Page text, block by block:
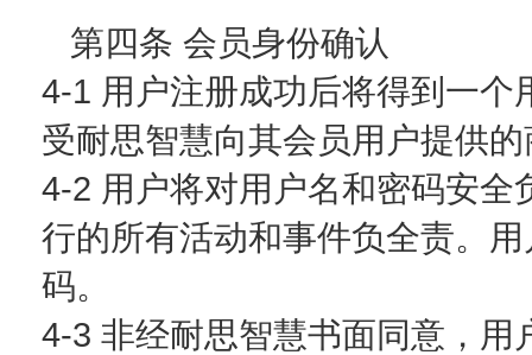
第四条 会员身份确认
4-1 用户注册成功后将得到一
受耐思智慧向其会员用户提供
4-2 用户将对用户名和密码安
行的所有活动和事件负全责。
码。
4-3 非经耐思智慧书面同意，